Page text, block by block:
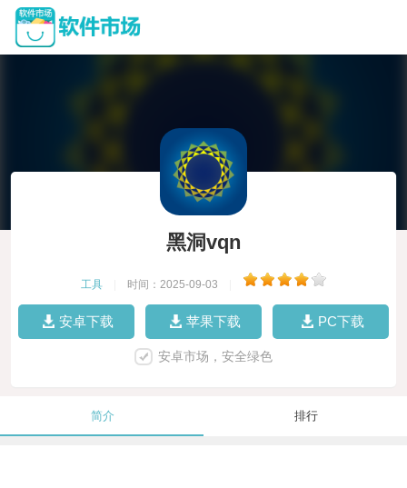
黑洞vqn
工具 时间：2025-09-03
安卓下载 苹果下载 PC下载
安卓市场，安全绿色
简介 排行